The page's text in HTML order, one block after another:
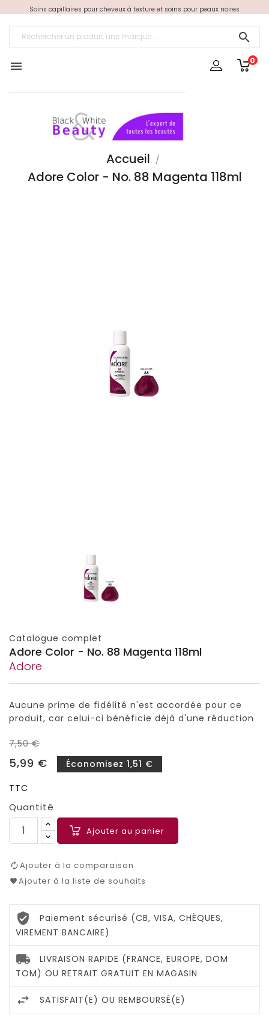
Soins capillaires pour cheveux à texture et soins pour peaux noires

 0
Accueil
Adore Color - No. 88 Magenta 118ml
Catalogue complet
Adore Color - No. 88 Magenta 118ml
Adore
Aucune prime de fidélité n'est accordée pour ce
produit, car celui-ci bénéficie déjà d'une réduction
7,50 €
5,99 €
Économisez 1,51 €
TTC
Quantité
Ajouter au panier
Ajouter à la comparaison
Ajouter à la liste de souhaits
Paiement sécurisé (CB, VISA, CHÈQUES,
VIREMENT BANCAIRE)
LIVRAISON RAPIDE (FRANCE, EUROPE, DOM
TOM) OU RETRAIT GRATUIT EN MAGASIN
SATISFAIT(E) OU REMBOURSÉ(E)